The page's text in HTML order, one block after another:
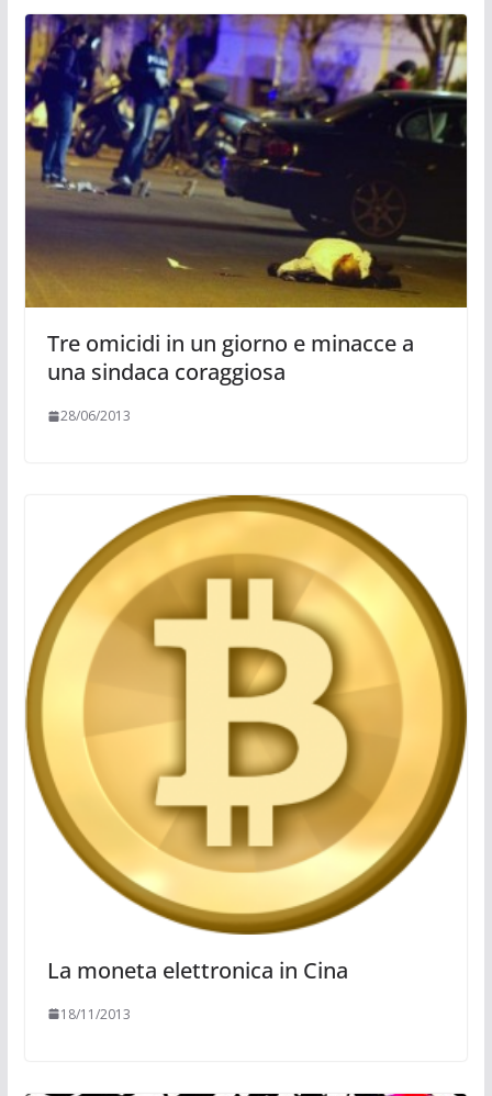
Tre omicidi in un giorno e minacce a
una sindaca coraggiosa
28/06/2013
La moneta elettronica in Cina
18/11/2013